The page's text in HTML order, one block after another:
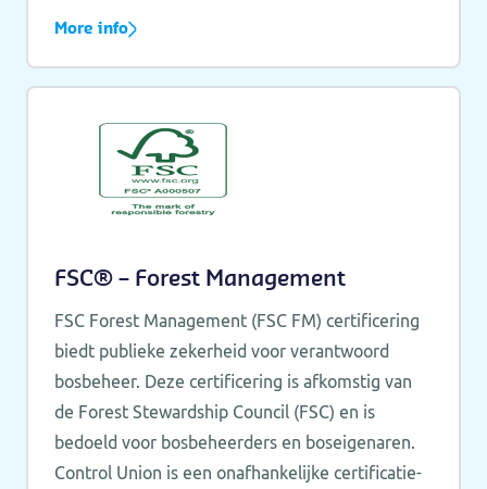
More info
FSC® – Forest Management
FSC Forest Management (FSC FM) certificering
biedt publieke zekerheid voor verantwoord
bosbeheer. Deze certificering is afkomstig van
de Forest Stewardship Council (FSC) en is
bedoeld voor bosbeheerders en boseigenaren.
Control Union is een onafhankelijke certificatie-